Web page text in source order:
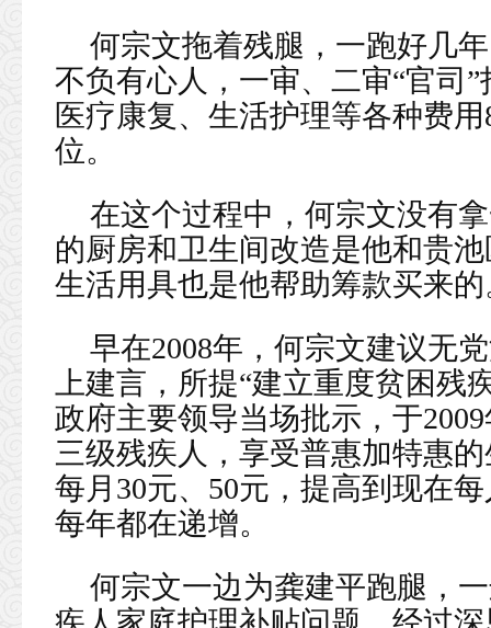
何宗文拖着残腿，一跑好几
不负有心人，一审、二审“官司
医疗康复、生活护理等各种费
位。
在这个过程中，何宗文没有
的厨房和卫生间改造是他和贵
生活用具也是他帮助筹款买来的
早在2008年，何宗文建议无
上建言，所提“建立重度贫困残
政府主要领导当场批示，于
三级残疾人，享受普惠加特惠
每月30元、50元，提高到现在
每年都在递增。
何宗文一边为龚建平跑腿，